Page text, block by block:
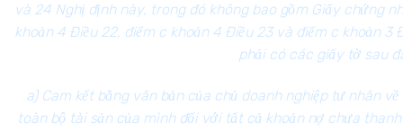
và 24 Nghị định này, trong đó không bao gồm Giấy chứng
khoản 4 Điều 22, điểm c khoản 4 Điều 23 và điểm c khoản 3
phải có các giấy tờ sau
a) Cam kết bằng văn bản của chủ doanh nghiệp tư nhân
toàn bộ tài sản của mình đối với tất cả khoản nợ chưa